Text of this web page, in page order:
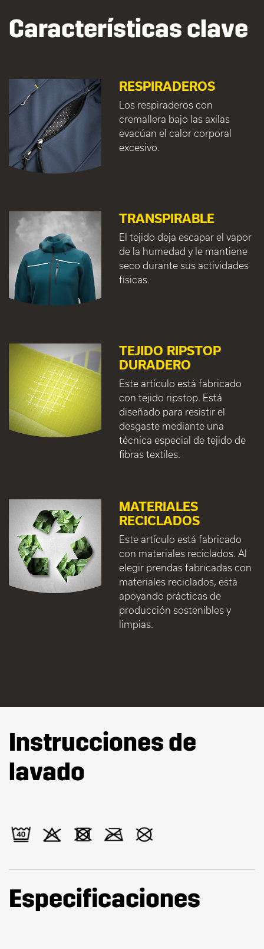
Características clave
RESPIRADEROS
Los respiraderos con
cremallera bajo las axilas
evacúan el calor corporal
excesivo.
TRANSPIRABLE
El tejido deja escapar el vapor
de la humedad y le mantiene
seco durante sus actividades
físicas.
TEJIDO RIPSTOP
DURADERO
Este artículo está fabricado
con tejido ripstop. Está
diseñado para resistir el
desgaste mediante una
técnica especial de tejido de
fibras textiles.
MATERIALES
RECICLADOS
Este artículo está fabricado
con materiales reciclados. Al
elegir prendas fabricadas con
materiales reciclados, está
apoyando prácticas de
producción sostenibles y
limpias.
Instrucciones de
lavado
Especificaciones